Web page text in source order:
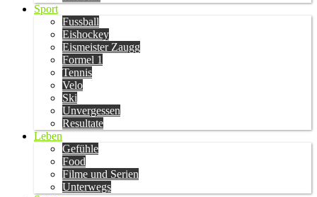
Sport
Fussball
Eishockey
Eismeister Zaugg
Formel 1
Tennis
Velo
Ski
Unvergessen
Resultate
Leben
Gefühle
Food
Filme und Serien
Unterwegs